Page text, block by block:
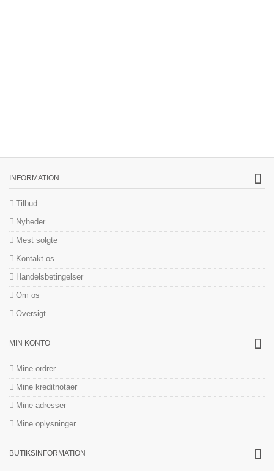
INFORMATION
Tilbud
Nyheder
Mest solgte
Kontakt os
Handelsbetingelser
Om os
Oversigt
MIN KONTO
Mine ordrer
Mine kreditnotaer
Mine adresser
Mine oplysninger
BUTIKSINFORMATION